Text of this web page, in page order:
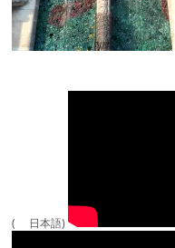
( 日本語)